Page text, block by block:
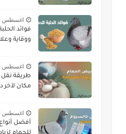
اغسطس 31, 2022
فوائد
ووقاية
اغسطس 30, 2022
طريقة
مكان
اغسطس 30, 2022
أفضل